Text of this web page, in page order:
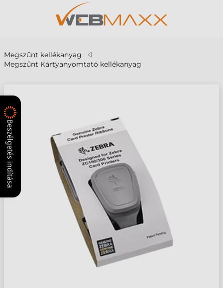
Megszűnt kellékanyag
Megszűnt Kártyanyomtató kellékanyag
Beszélgetés indítása